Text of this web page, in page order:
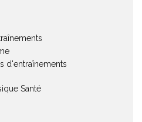
d'entraînements
Santé